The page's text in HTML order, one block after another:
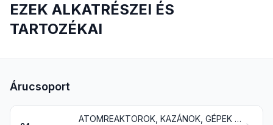
EZEK ALKATRÉSZEI ÉS
TARTOZÉKAI
Árucsoport
ATOMREAKTOROK, KAZÁNOK, GÉPEK ÉS MECHANIKUS BERENDEZÉSEK; EZEK ALKATRÉSZEI